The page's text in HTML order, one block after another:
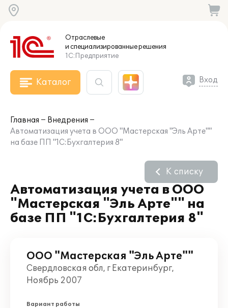
Отраслевые
и специализированныерешения
1С:Предприятие
Каталог Вход
Главная
Внедрения
Автоматизация учета в ООО "Мастерская "Эль Арте""
на базе ПП "1С:Бухгалтерия 8"
Автоматизация учета в ООО
"Мастерская "Эль Арте"" на
базе ПП "1С:Бухгалтерия 8"
К списку
ООО "Мастерская "Эль Арте""
Свердловская обл, г Екатеринбург,
Ноябрь 2007
Вариант работы